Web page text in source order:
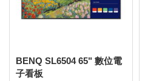
BENQ SL6504 65" 數位電
子看板